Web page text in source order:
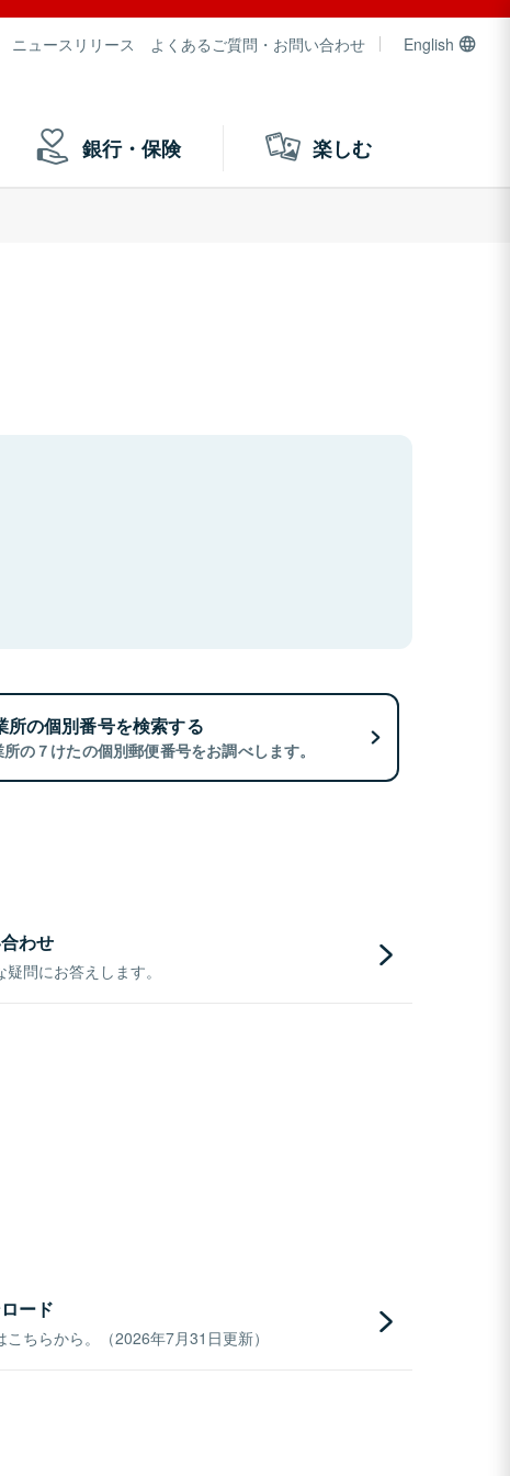
ニュースリリース よくあるご質問・お問い合わせ English
銀行・保険 楽しむ
所の個別番号を検索する
の７けたの個別郵便番号をお調べします。
わせ
問にお答えします。
ード
ちらから。（2026年7月31日更新）